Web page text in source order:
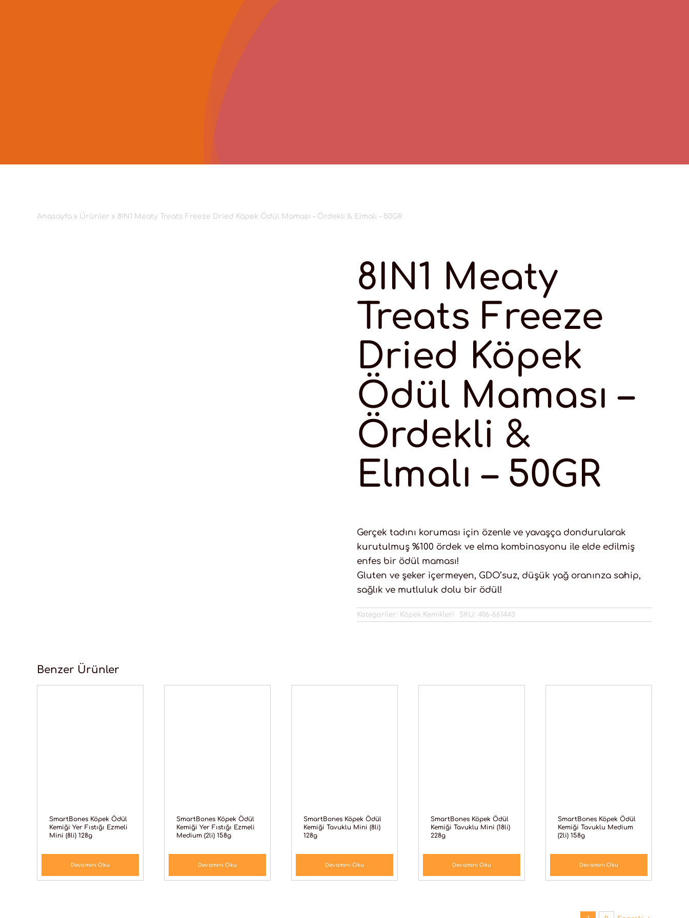
Anasayfa» Ürünler » 8IN1 Meaty Treats Freeze Dried Köpek Ödül Maması – Ördekli & Elmalı – 50GR
8IN1 Meaty
Treats Freeze
Dried Köpek
Ödül Maması –
Ördekli &
Elmalı – 50GR
Gerçek tadını koruması için özenle ve yavaşça dondurularak
kurutulmuş %100 ördek ve elma kombinasyonu ile elde edilmiş
enfes bir ödül maması!
Gluten ve şeker içermeyen, GDO’suz, düşük yağ oranınza sahip,
sağlık ve mutluluk dolu bir ödül!
Kategoriler: Köpek Kemikleri SKU: 406-661443
Benzer Ürünler
SmartBones Köpek Ödül
Kemiği Yer Fıstığı Ezmeli
Mini (8li) 128g
Devamını Oku
SmartBones Köpek Ödül
Kemiği Yer Fıstığı Ezmeli
Medium (2li) 158g
Devamını Oku
SmartBones Köpek Ödül
Kemiği Tavuklu Mini (8li)
128g
Devamını Oku
SmartBones Köpek Ödül
Kemiği Tavuklu Mini (18li)
228g
Devamını Oku
SmartBones Köpek Ödül
Kemiği Tavuklu Medium
(2li) 158g
Devamını Oku